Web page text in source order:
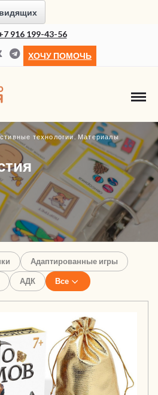
916 199-43-56
ХОЧУ ПОМОЧЬ
технологии. Материалы
Адаптированные игры
АДК Все